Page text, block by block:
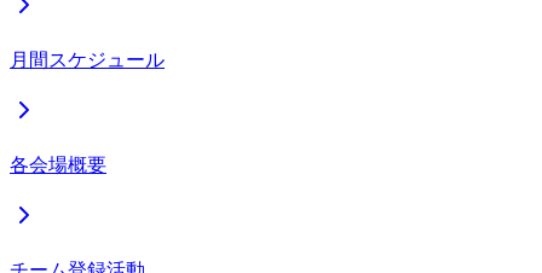
月間スケジュール
各会場概要